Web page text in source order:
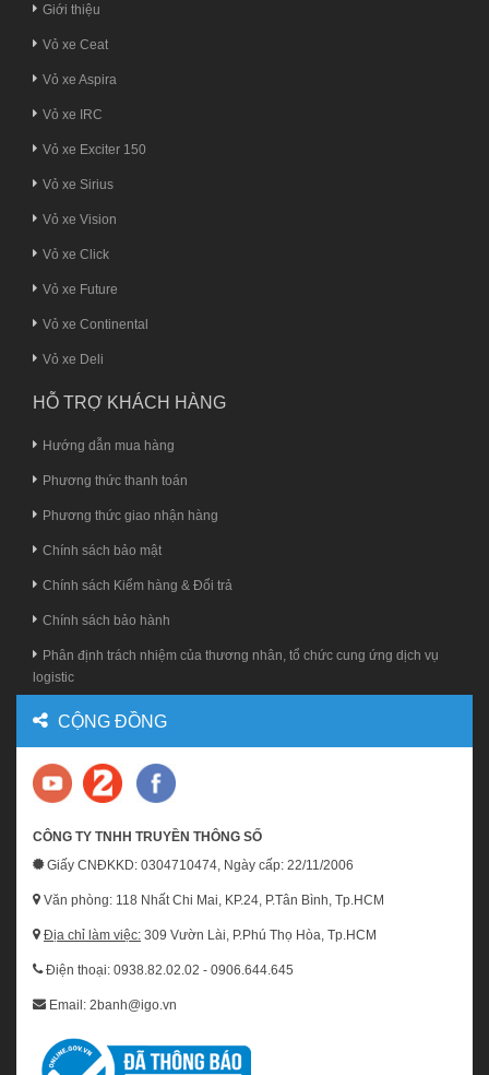
Giới thiệu
Vỏ xe Ceat
Vỏ xe Aspira
Vỏ xe IRC
Vỏ xe Exciter 150
Vỏ xe Sirius
Vỏ xe Vision
Vỏ xe Click
Vỏ xe Future
Vỏ xe Continental
Vỏ xe Deli
HỖ TRỢ KHÁCH HÀNG
Hướng dẫn mua hàng
Phương thức thanh toán
Phương thức giao nhận hàng
Chính sách bảo mật
Chính sách Kiểm hàng & Đổi trả
Chính sách bảo hành
Phân định trách nhiệm của thương nhân, tổ chức cung ứng dịch vụ
logistic
CỘNG ĐỒNG
CÔNG TY TNHH TRUYỀN THÔNG SỐ
Giấy CNĐKKD: 0304710474, Ngày cấp: 22/11/2006
Văn phòng: 118 Nhất Chi Mai, KP.24, P.Tân Bình, Tp.HCM
Địa chỉ làm việc: 309 Vườn Lài, P.Phú Thọ Hòa, Tp.HCM
Điện thoại: 0938.82.02.02 - 0906.644.645
Email: 2banh@igo.vn